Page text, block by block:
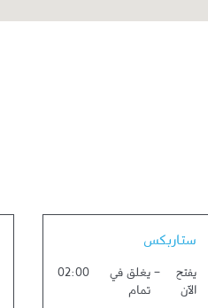
ستاربكس
يفتح
الآن
- يغلق في
تمام
02:00